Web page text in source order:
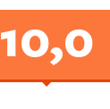
10,0